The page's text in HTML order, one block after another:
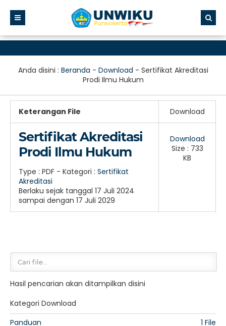
Anda disini : Beranda - Download - Sertifikat Akreditasi
Prodi Ilmu Hukum
Keterangan File Download
Sertifikat Akreditasi
Prodi Ilmu Hukum
Type : PDF - Kategori : Sertifikat
Akreditasi
Berlaku sejak tanggal 17 Juli 2024
sampai dengan 17 Juli 2029
Download
Size : 733
KB
Hasil pencarian akan ditampilkan disini
Kategori Download
Panduan
1 File